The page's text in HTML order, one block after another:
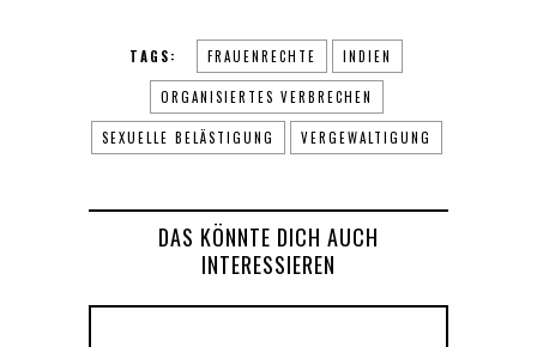
TAGS: FRAUENRECHTE INDIEN
ORGANISIERTES VERBRECHEN
SEXUELLE BELÄSTIGUNG VERGEWALTIGUNG
DAS KÖNNTE DICH AUCH
INTERESSIEREN